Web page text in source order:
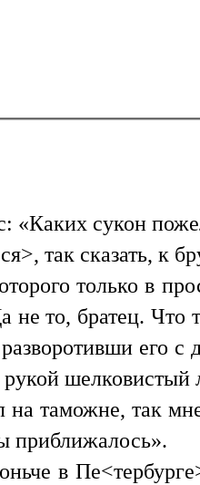
«Каких сукон
так сказать, к
только в
не то, братец.
его с
рукой
таможне, так
приближалось».
в